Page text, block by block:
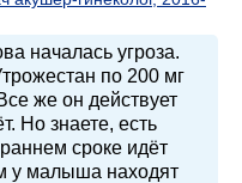
началась угроза.
по 200 мг
же он действует
Но знаете, есть
сроке идёт
у малыша находят